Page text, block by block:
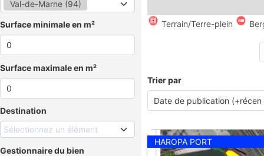
Val-de-Marne (94)
Surface minimale en m²
Surface maximale en m²
Destination
Sélectionnez un élément
Gestionnaire du bien
Terrain/Terre-plein
Trier par
HAROPA PORT